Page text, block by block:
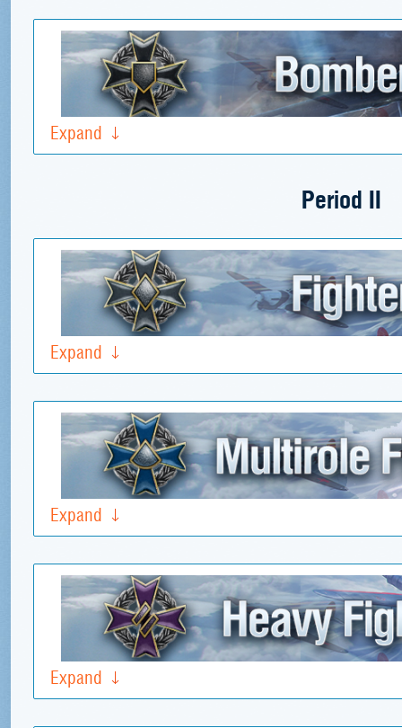
Expand
Period II
Expand
Expand
Expand